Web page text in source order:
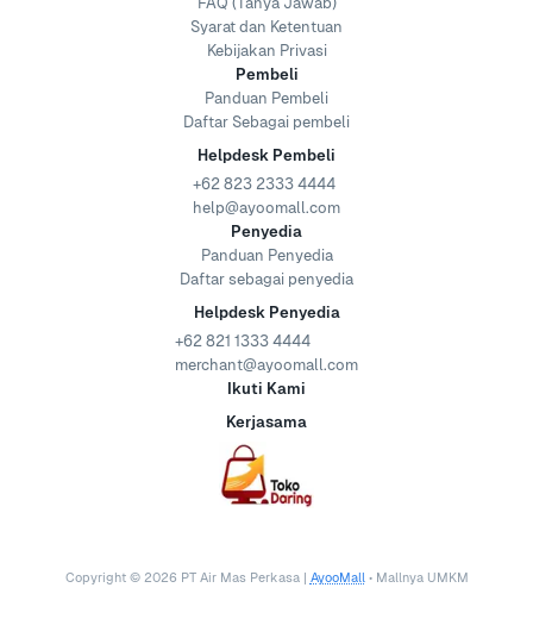
Syarat dan Ketentuan
Kebijakan Privasi
Pembeli
Panduan Pembeli
Daftar Sebagai pembeli
Helpdesk Pembeli
+62 823 2333 4444
help@ayoomall.com
Penyedia
Panduan Penyedia
Daftar sebagai penyedia
Helpdesk Penyedia
+62 821 1333 4444
merchant@ayoomall.com
Ikuti Kami
Kerjasama
Copyright © 2026 PT Air Mas Perkasa | AyooMall • Mallnya UMKM